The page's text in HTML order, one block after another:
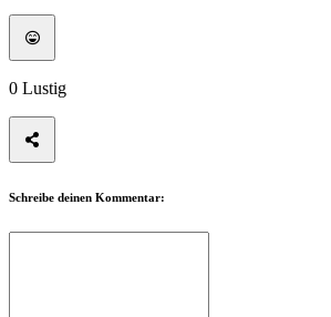
Das
Game
Foren
0 Lustig
Schreibe deinen Kommentar: